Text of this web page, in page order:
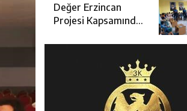
Toplantısı
Değer Erzincan
Projesi Kapsamında
Eğitimi